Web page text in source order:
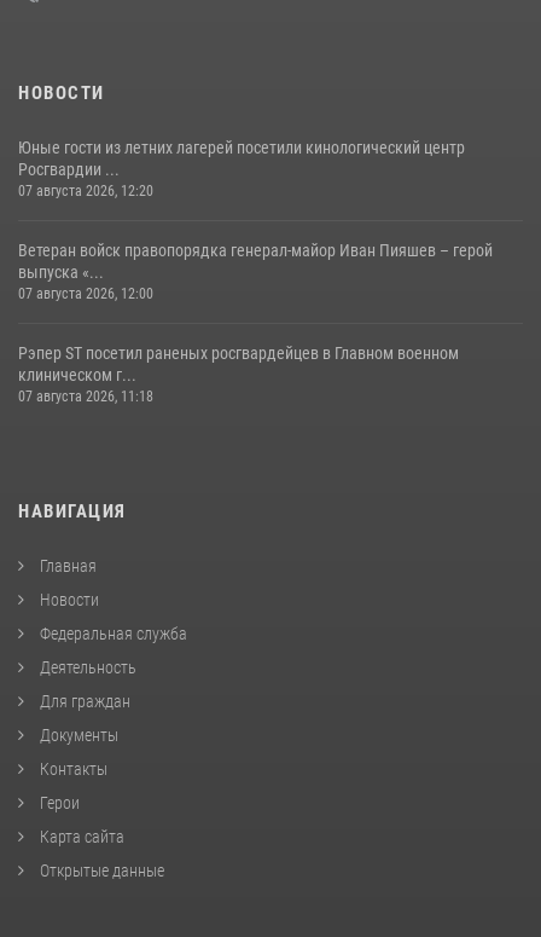
НОВОСТИ
Юные гости из летних лагерей посетили кинологический центр
Росгвардии ...
07 августа 2026, 12:20
Ветеран войск правопорядка генерал-майор Иван Пияшев – герой
выпуска «...
07 августа 2026, 12:00
Рэпер ST посетил раненых росгвардейцев в Главном военном
клиническом г...
07 августа 2026, 11:18
НАВИГАЦИЯ
Главная
Новости
Федеральная служба
Деятельность
Для граждан
Документы
Контакты
Герои
Карта сайта
Открытые данные